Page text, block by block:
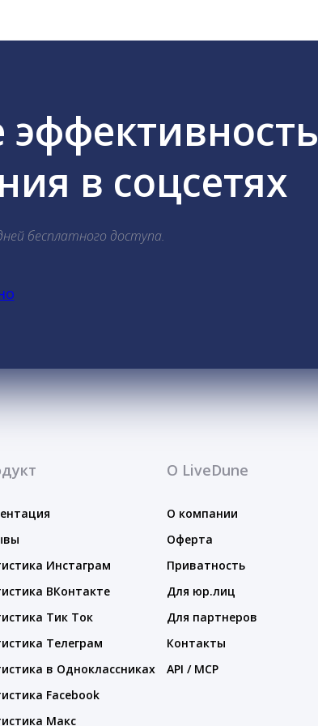
в соцсетях
бесплатного доступа.
Инстаграм
ВКонтакте
Тик Ток
Телеграм
в Одноклассниках
Facebook
Макс
О LiveDune
О компании
Оферта
Приватность
Для юр.лиц
Для партнеров
Контакты
API / MCP